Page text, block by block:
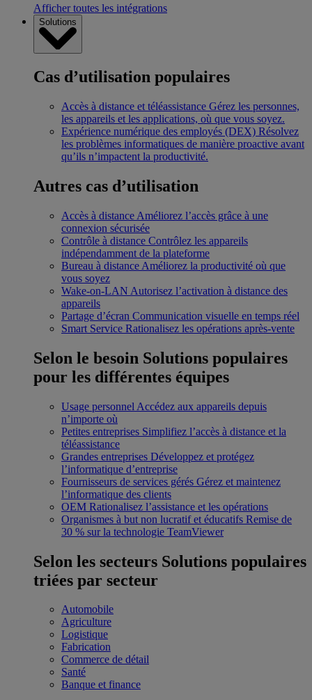
Afficher toutes les intégrations
Solutions
Cas d’utilisation populaires
Accès à distance et téléassistance Gérez les personnes,
les appareils et les applications, où que vous soyez.
Expérience numérique des employés (DEX) Résolvez
les problèmes informatiques de manière proactive avant
qu’ils n’impactent la productivité.
Autres cas d’utilisation
Accès à distance Améliorez l’accès grâce à une
connexion sécurisée
Contrôle à distance Contrôlez les appareils
indépendamment de la plateforme
Bureau à distance Améliorez la productivité où que
vous soyez
Wake-on-LAN Autorisez l’activation à distance des
appareils
Partage d’écran Communication visuelle en temps réel
Smart Service Rationalisez les opérations après-vente
Selon le besoin Solutions populaires
pour les différentes équipes
Usage personnel Accédez aux appareils depuis
n’importe où
Petites entreprises Simplifiez l’accès à distance et la
téléassistance
Grandes entreprises Développez et protégez
l’informatique d’entreprise
Fournisseurs de services gérés Gérez et maintenez
l’informatique des clients
OEM Rationalisez l’assistance et les opérations
Organismes à but non lucratif et éducatifs Remise de
30 % sur la technologie TeamViewer
Selon les secteurs Solutions populaires
triées par secteur
Automobile
Agriculture
Logistique
Fabrication
Commerce de détail
Santé
Banque et finance